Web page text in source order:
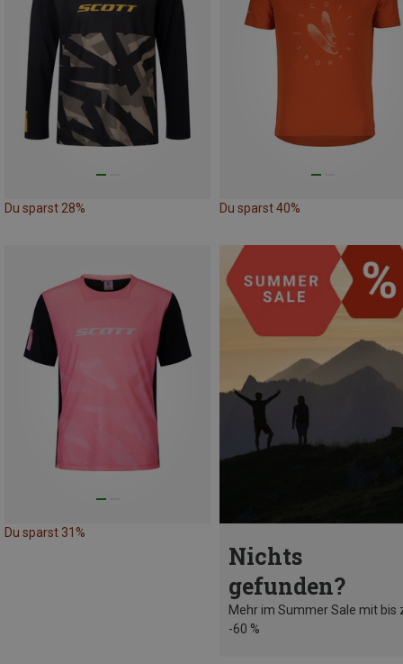
Du sparst 28% Du sparst 40%
Du sparst 31%
Nichts
gefunden?
Mehr im Summer Sale mit bis
-60 %